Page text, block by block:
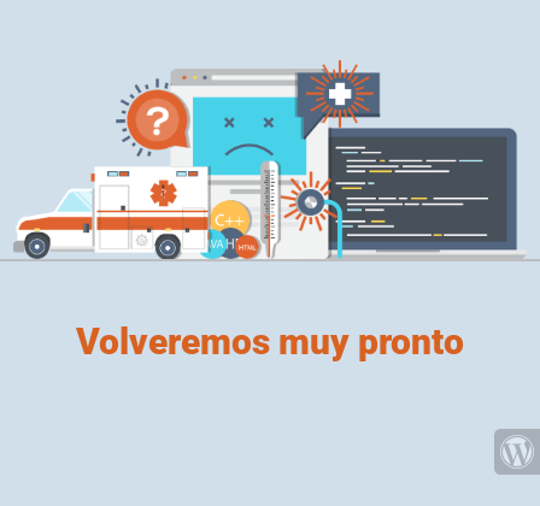
Volveremos muy pronto